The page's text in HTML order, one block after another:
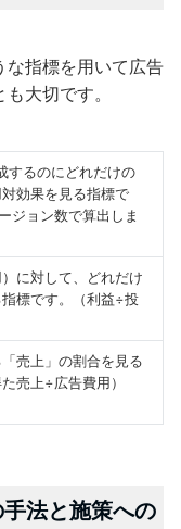
な指標を用いて広告
大切です。
するのにどれだけの
効果を見る指標で
ジョン数で算出しま
に対して、どれだけ
標です。（利益÷投
売上」の割合を見る
売上÷広告費用）
法と施策への